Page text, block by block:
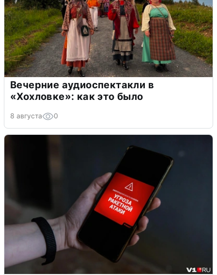
Вечерние аудиоспектакли в
«Хохловке»: как это было
8 августа 0